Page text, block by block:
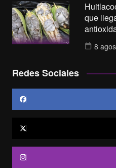
que
8
Redes Sociales